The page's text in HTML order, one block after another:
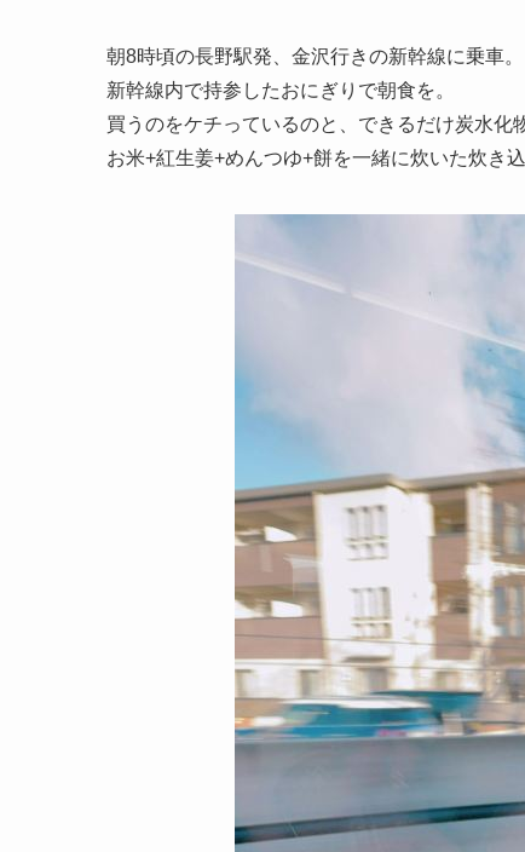
朝8時頃の長野駅発、金沢行きの新幹線に乗車。
新幹線内で持参したおにぎりで朝食を。
買うのをケチっているのと、できるだけ炭水化
お米+紅生姜+めんつゆ+餅を一緒に炊いた炊き